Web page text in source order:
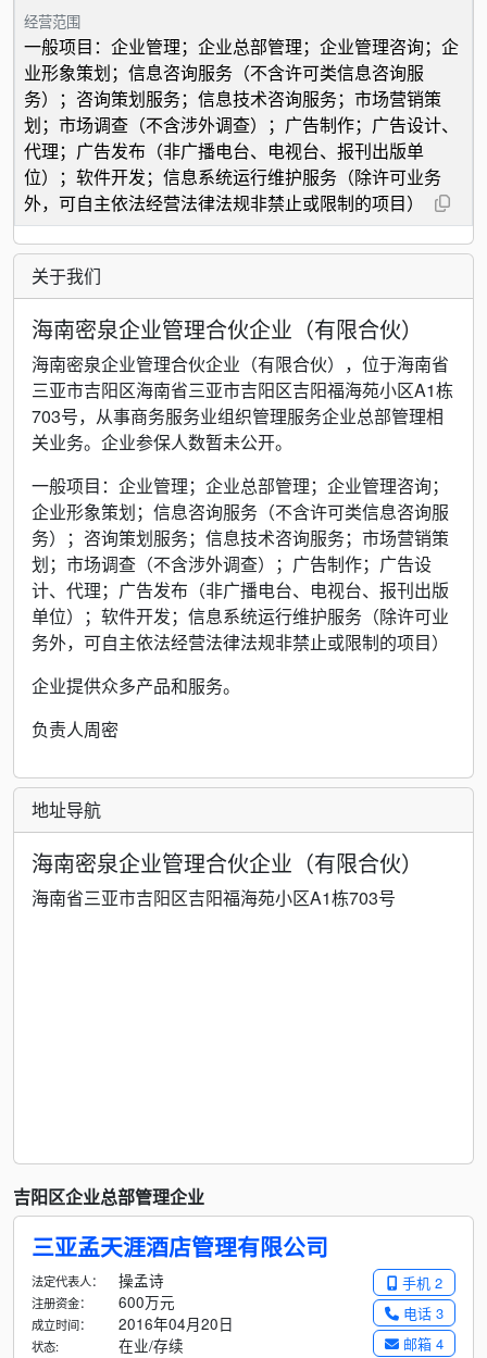
经营范围
一般项目：企业管理；企业总部管理；企业管理咨询；企
业形象策划；信息咨询服务（不含许可类信息咨询服
务）；咨询策划服务；信息技术咨询服务；市场营销策
划；市场调查（不含涉外调查）；广告制作；广告设计、
代理；广告发布（非广播电台、电视台、报刊出版单
位）；软件开发；信息系统运行维护服务（除许可业务
外，可自主依法经营法律法规非禁止或限制的项目）
关于我们
海南密泉企业管理合伙企业（有限合伙）
海南密泉企业管理合伙企业（有限合伙），位于海南省
三亚市吉阳区海南省三亚市吉阳区吉阳福海苑小区A1栋
703号，从事商务服务业组织管理服务企业总部管理相
关业务。企业参保人数暂未公开。
一般项目：企业管理；企业总部管理；企业管理咨询；
企业形象策划；信息咨询服务（不含许可类信息咨询服
务）；咨询策划服务；信息技术咨询服务；市场营销策
划；市场调查（不含涉外调查）；广告制作；广告设
计、代理；广告发布（非广播电台、电视台、报刊出版
单位）；软件开发；信息系统运行维护服务（除许可业
务外，可自主依法经营法律法规非禁止或限制的项目）
企业提供众多产品和服务。
负责人周密
地址导航
海南密泉企业管理合伙企业（有限合伙）
海南省三亚市吉阳区吉阳福海苑小区A1栋703号
吉阳区企业总部管理企业
三亚孟天涯酒店管理有限公司
手机 2
电话 3
邮箱 4
法定代表人： 操孟诗
注册资金： 600万元
成立时间： 2016年04月20日
状态: 在业/存续